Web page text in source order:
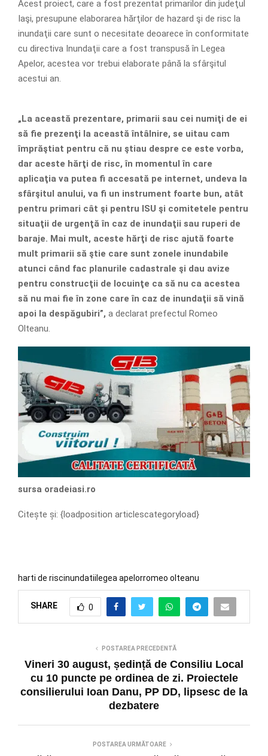
Acest proiect, care a fost prezentat primarilor din judeţul
Iaşi, presupune elaborarea hărţilor de hazard şi de risc la
inundaţii care sunt o necesitate deoarece în conformitate
cu directiva Inundaţii care a fost transpusă în Legea
Apelor, acestea vor trebui elaborate până la sfârşitul
acestui an.
„La această prezentare, primarii sau cei numiţi de ei
să fie prezenţi la această întâlnire, se uitau cam
împrăştiat pentru că nu ştiau despre ce este vorba,
dar aceste hărţi de risc, în momentul în care
aplicaţia va putea fi accesată pe internet, undeva la
sfârşitul anului, va fi un instrument foarte bun, atât
pentru primari cât şi pentru ISU şi comitetele pentru
situaţii de urgenţă în caz de inundaţii sau ruperi de
baraje. Mai mult, aceste hărţi de risc ajută foarte
mult primarii să ştie care sunt zonele inundabile
atunci când fac planurile cadastrale şi dau avize
pentru construcţii de locuinţe ca să nu ca acestea
să nu mai fie în zone care în caz de inundaţii să vină
apoi la despăgubiri”, a declarat prefectul Romeo
Olteanu.
sursa oradeiasi.ro
Citește și: {loadposition articlescategoryload}
harti de riscinundatii legea apelorromeo olteanu
SHARE 0
POSTAREA PRECEDENTĂ
Vineri 30 august, ședință de Consiliu Local
cu 10 puncte pe ordinea de zi. Proiectele
consilierului Ioan Danu, PP DD, lipsesc de la
dezbatere
POSTAREA URMĂTOARE